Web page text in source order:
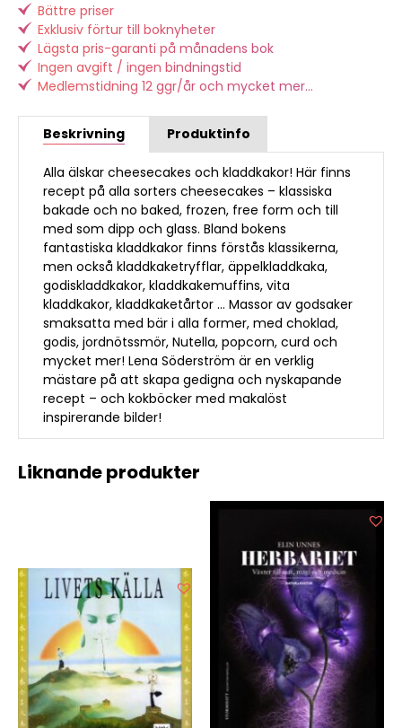
Bättre priser
Exklusiv förtur till boknyheter
Lägsta pris-garanti på månadens bok
Ingen avgift / ingen bindningstid
Medlemstidning 12 ggr/år och mycket mer...
Beskrivning Produktinfo
Alla älskar cheesecakes och kladdkakor! Här finns
recept på alla sorters cheesecakes – klassiska
bakade och no baked, frozen, free form och till
med som dipp och glass. Bland bokens
fantastiska kladdkakor finns förstås klassikerna,
men också kladdkaketryfflar, äppelkladdkaka,
godiskladdkakor, kladdkakemuffins, vita
kladdkakor, kladdkaketårtor … Massor av godsaker
smaksatta med bär i alla former, med choklad,
godis, jordnötssmör, Nutella, popcorn, curd och
mycket mer! Lena Söderström är en verklig
mästare på att skapa gedigna och nyskapande
recept – och kokböcker med makalöst
inspirerande bilder!
Liknande produkter